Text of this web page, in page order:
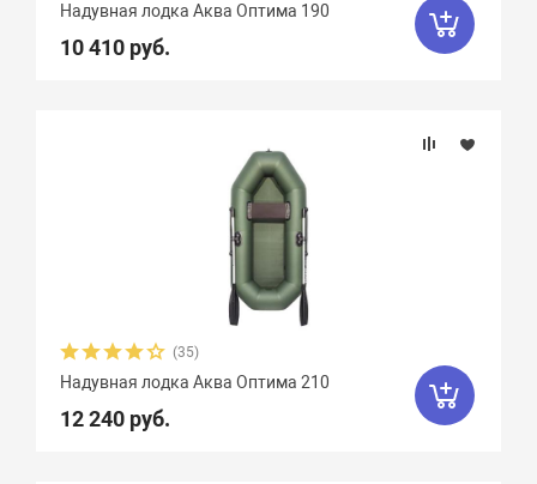
Ширина, см
Ширина кокпита, см
Диаметр баллона, см
Грузоподъемность
Пассажировместимость
Надувная лодка Аква Оптима 190
10 410 руб.
(35)
Надувная лодка Аква Оптима 210
12 240 руб.